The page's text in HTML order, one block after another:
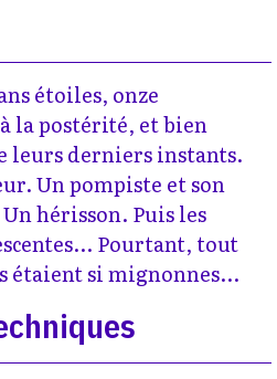
étoiles, onze
la postérité, et bien
leurs derniers instants.
Un pompiste et son
hérisson. Puis les
Pourtant, tout
étaient si mignonnes...